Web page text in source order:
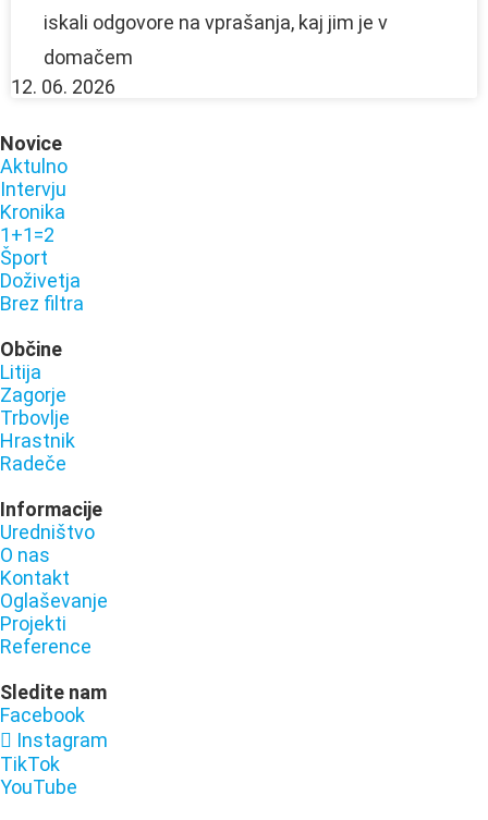
iskali odgovore na vprašanja, kaj jim je v
domačem
12. 06. 2026
Novice
Aktulno
Intervju
Kronika
1+1=2
Šport
Doživetja
Brez filtra
Občine
Litija
Zagorje
Trbovlje
Hrastnik
Radeče
Informacije
Uredništvo
O nas
Kontakt
Oglaševanje
Projekti
Reference
Sledite nam
Facebook
Instagram
TikTok
YouTube